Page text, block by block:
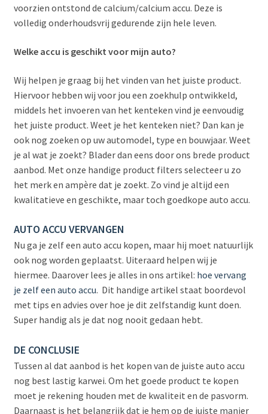
voorzien ontstond de calcium/calcium accu. Deze is
volledig onderhoudsvrij gedurende zijn hele leven.
Welke accu is geschikt voor mijn auto?
Wij helpen je graag bij het vinden van het juiste product.
Hiervoor hebben wij voor jou een zoekhulp ontwikkeld,
middels het invoeren van het kenteken vind je eenvoudig
het juiste product. Weet je het kenteken niet? Dan kan je
ook nog zoeken op uw automodel, type en bouwjaar. Weet
je al wat je zoekt? Blader dan eens door ons brede product
aanbod. Met onze handige product filters selecteer u zo
het merk en ampère dat je zoekt. Zo vind je altijd een
kwalitatieve en geschikte, maar toch goedkope auto accu.
AUTO ACCU VERVANGEN
Nu ga je zelf een auto accu kopen, maar hij moet natuurlijk
ook nog worden geplaatst. Uiteraard helpen wij je
hiermee. Daarover lees je alles in ons artikel: hoe vervang
je zelf een auto accu. Dit handige artikel staat boordevol
met tips en advies over hoe je dit zelfstandig kunt doen.
Super handig als je dat nog nooit gedaan hebt.
DE CONCLUSIE
Tussen al dat aanbod is het kopen van de juiste auto accu
nog best lastig karwei. Om het goede product te kopen
moet je rekening houden met de kwaliteit en de pasvorm.
Daarnaast is het belangrijk dat je hem op de juiste manier